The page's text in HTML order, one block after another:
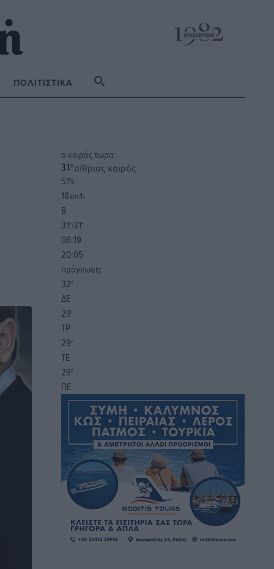
ΠΟΛΙΤΙΣΤΙΚΆ
o καιρός τώρα:
31°αίθριος καιρός
51%
18km/h
Β
31°/31°
06:19
20:05
πρόγνωση:
32°
ΔΕ
29°
ΤΡ
29°
ΤΕ
29°
ΠΕ